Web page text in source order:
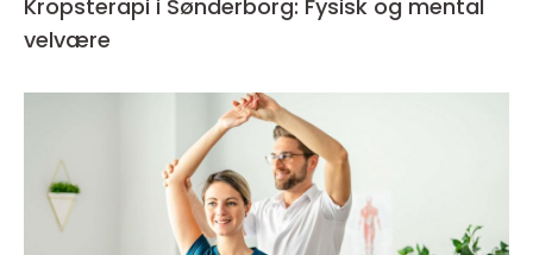
Kropsterapi i Sønderborg: Fysisk og mental
velvære